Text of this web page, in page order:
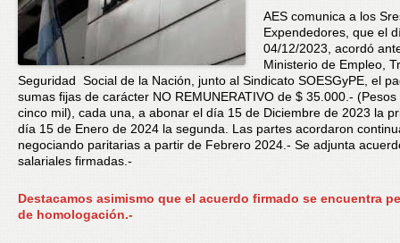
AES comunica a los
Expendedores, que el
04/12/2023, acordó
Ministerio de Empleo,
Seguridad Social de la Nación, junto al Sindicato SOESGyPE, el
sumas fijas de carácter NO REMUNERATIVO de $ 35.000.-
cinco mil), cada una, a abonar el día 15 de Diciembre de 2023 la
día 15 de Enero de 2024 la segunda. Las partes acordaron
negociando paritarias a partir de Febrero 2024.- Se adjunta
salariales firmadas.-
Destacamos asimismo que el acuerdo firmado se encuentra
de homologación.-